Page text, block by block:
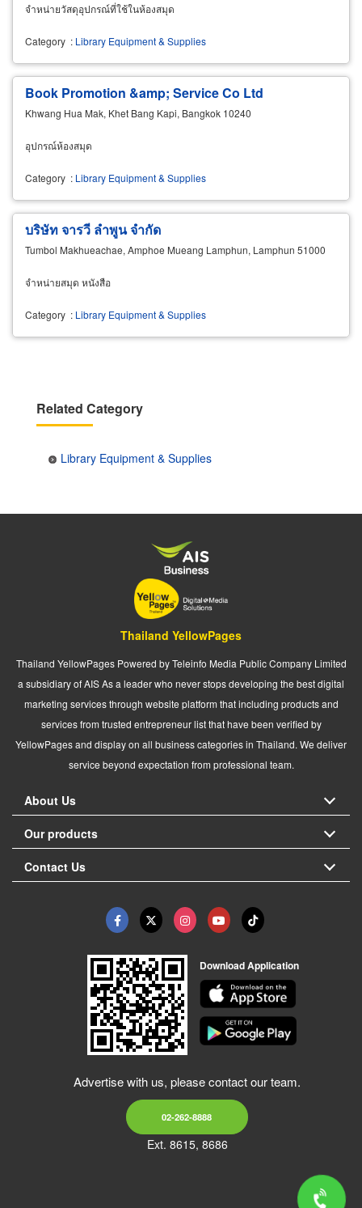
จำหน่ายวัสดุอุปกรณ์ที่ใช้ในห้องสมุด
Category : Library Equipment & Supplies
Book Promotion &amp; Service Co Ltd
Khwang Hua Mak, Khet Bang Kapi, Bangkok 10240
อุปกรณ์ห้องสมุด
Category : Library Equipment & Supplies
บริษัท จารวี ลำพูน จำกัด
Tumbol Makhueachae, Amphoe Mueang Lamphun, Lamphun 51000
จำหน่ายสมุด หนังสือ
Category : Library Equipment & Supplies
Related Category
Library Equipment & Supplies
Thailand YellowPages
Thailand YellowPages Powered by Teleinfo Media Public Company Limited
a subsidiary of AIS As a leader who never stops developing the best digital
marketing services through website platform that including products and
services from trusted entrepreneur list that have been verified by
YellowPages and display on all business categories in Thailand. We deliver
service beyond expectation from professional team.
About Us
Our products
Contact Us
Download Application
Advertise with us, please contact our team.
02-262-8888
Ext. 8615, 8686